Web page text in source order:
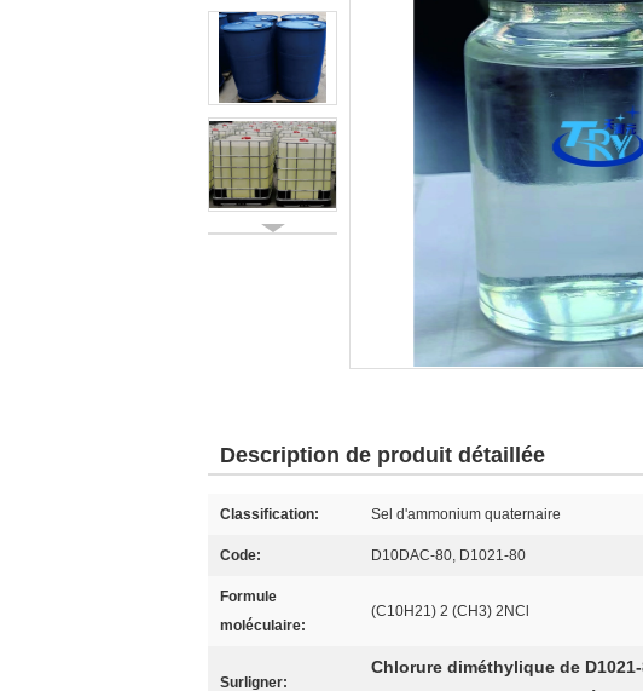
Description de produit détaillée
Classification: Sel d'ammonium quaternaire
Code: D10DAC-80, D1021-80
Formule
moléculaire:
(C10H21) 2 (CH3) 2NCl
Surligner:
Chlorure diméthylique de